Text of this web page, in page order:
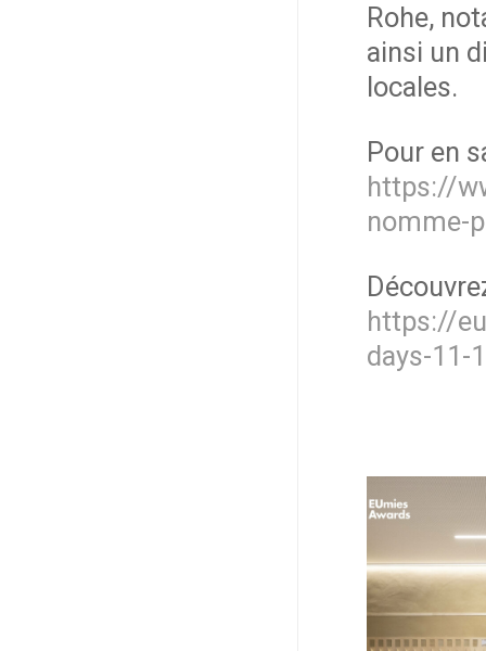
Rohe,
ainsi un
locales.
Pour en
https://
nomme-
https://
days-11-